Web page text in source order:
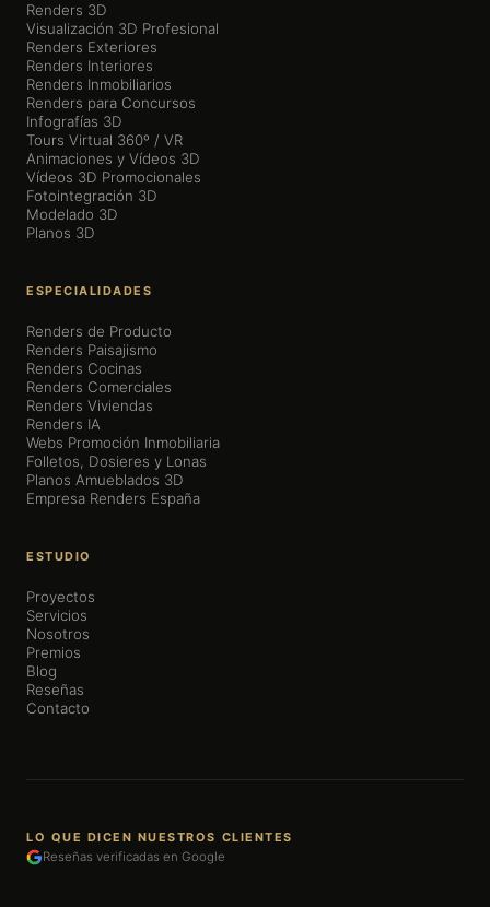
Renders 3D
Visualización 3D Profesional
Renders Exteriores
Renders Interiores
Renders Inmobiliarios
Renders para Concursos
Infografías 3D
Tours Virtual 360º / VR
Animaciones y Vídeos 3D
Vídeos 3D Promocionales
Fotointegración 3D
Modelado 3D
Planos 3D
ESPECIALIDADES
Renders de Producto
Renders Paisajismo
Renders Cocinas
Renders Comerciales
Renders Viviendas
Renders IA
Webs Promoción Inmobiliaria
Folletos, Dosieres y Lonas
Planos Amueblados 3D
Empresa Renders España
ESTUDIO
Proyectos
Servicios
Nosotros
Premios
Blog
Reseñas
Contacto
LO QUE DICEN NUESTROS CLIENTES
Reseñas verificadas en Google